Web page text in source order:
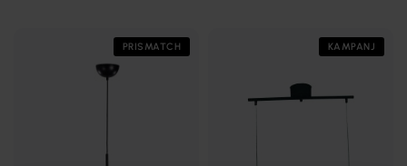
PRISMATCH KAMPANJ